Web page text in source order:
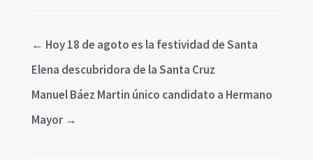
← Hoy 18 de agoto es la festividad de Santa
Elena descubridora de la Santa Cruz
Manuel Báez Martin único candidato a Hermano
Mayor→